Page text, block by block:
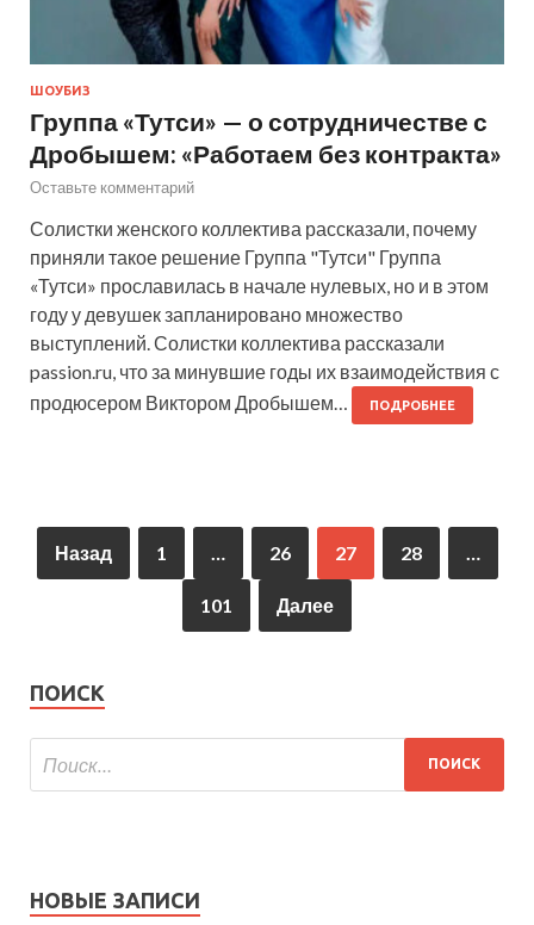
ШОУБИЗ
Группа «Тутси» — о сотрудничестве с
Дробышем: «Работаем без контракта»
Оставьте комментарий
Солистки женского коллектива рассказали, почему
приняли такое решение Группа "Тутси" Группа
«Тутси» прославилась в начале нулевых, но и в этом
году у девушек запланировано множество
выступлений. Солистки коллектива рассказали
passion.ru, что за минувшие годы их взаимодействия с
продюсером Виктором Дробышем…
ПОДРОБНЕЕ
Назад 1 26 27 28
101 Далее
ПОИСК
НОВЫЕ ЗАПИСИ